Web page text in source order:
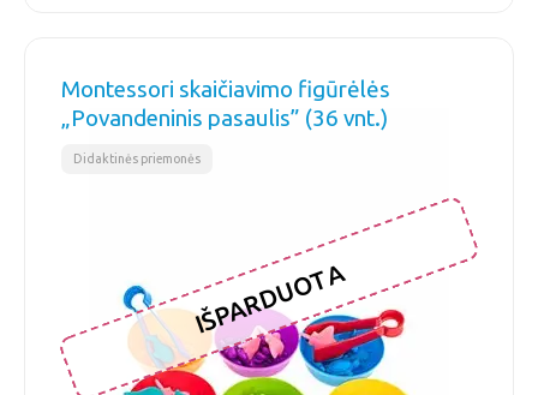
Montessori skaičiavimo figūrėlės
„Povandeninis pasaulis” (36 vnt.)
Didaktinės priemonės
IŠPARDUOTA